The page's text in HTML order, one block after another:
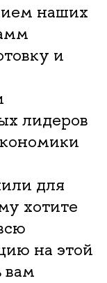
наших
и
лидеров
для
хотите
на этой
вам